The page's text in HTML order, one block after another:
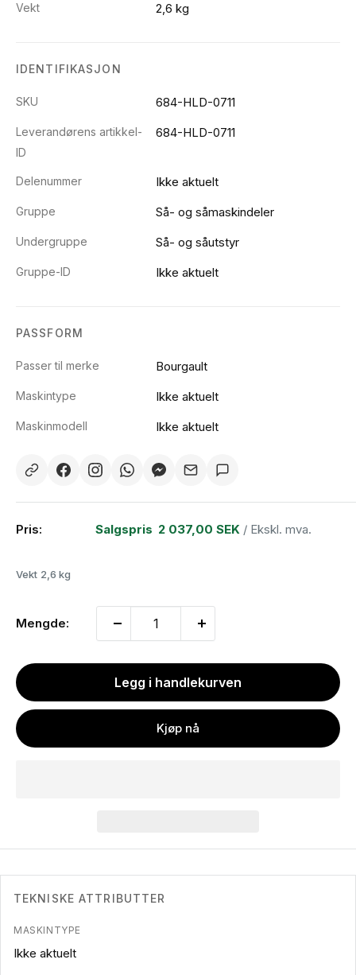
Vekt 2,6 kg
IDENTIFIKASJON
SKU 684-HLD-0711
Leverandørens artikkel-
ID
684-HLD-0711
Delenummer Ikke aktuelt
Gruppe Så- og såmaskindeler
Undergruppe Så- og såutstyr
Gruppe-ID Ikke aktuelt
PASSFORM
Passer til merke Bourgault
Maskintype Ikke aktuelt
Maskinmodell Ikke aktuelt
Pris: Salgspris 2 037,00 SEK / Ekskl. mva.
Vekt 2,6 kg
Mengde:
Legg i handlekurven
Kjøp nå
TEKNISKE ATTRIBUTTER
MASKINTYPE
Ikke aktuelt